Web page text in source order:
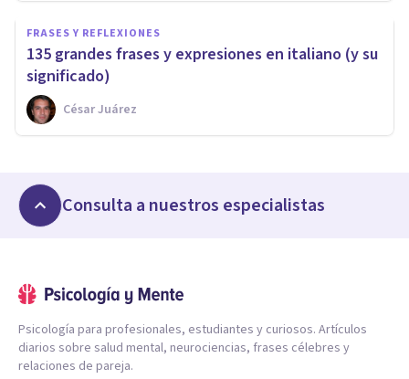
FRASES Y REFLEXIONES
135 grandes frases y expresiones en italiano (y su
significado)
César Juárez
Consulta a nuestros especialistas
Psicología para profesionales, estudiantes y curiosos. Artículos
diarios sobre salud mental, neurociencias, frases célebres y
relaciones de pareja.